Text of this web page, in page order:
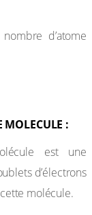
d’atome
MOLECULE :
est une
d’électrons
molécule.